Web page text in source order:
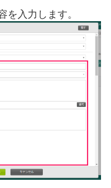
入力します。